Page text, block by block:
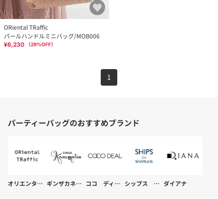
ORiental TRaffic
パールハンドルミニバッグ/MOB006
¥6,230 （29%OFF）
1
パーティーバッグのおすすめブランド
オリエンタルトラフィック ギンザカネマツ ココ ディール シップス フォー ウィメン ダイアナ